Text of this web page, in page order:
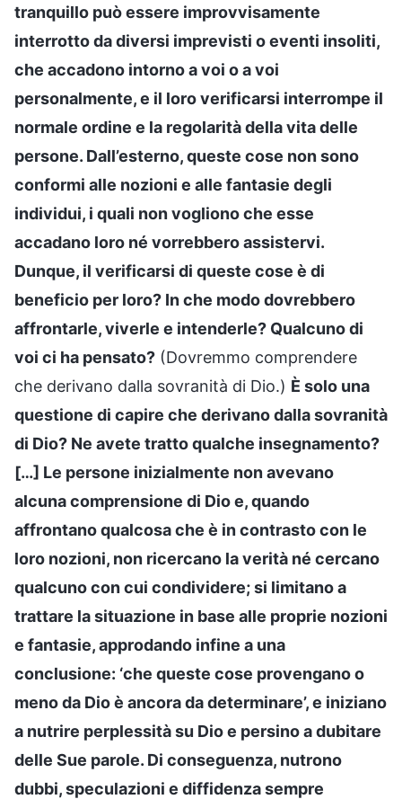
tranquillo può essere improvvisamente
interrotto da diversi imprevisti o eventi insoliti,
che accadono intorno a voi o a voi
personalmente, e il loro verificarsi interrompe il
normale ordine e la regolarità della vita delle
persone. Dall’esterno, queste cose non sono
conformi alle nozioni e alle fantasie degli
individui, i quali non vogliono che esse
accadano loro né vorrebbero assistervi.
Dunque, il verificarsi di queste cose è di
beneficio per loro? In che modo dovrebbero
affrontarle, viverle e intenderle? Qualcuno di
voi ci ha pensato? (Dovremmo comprendere
che derivano dalla sovranità di Dio.) È solo una
questione di capire che derivano dalla sovranità
di Dio? Ne avete tratto qualche insegnamento?
[…] Le persone inizialmente non avevano
alcuna comprensione di Dio e, quando
affrontano qualcosa che è in contrasto con le
loro nozioni, non ricercano la verità né cercano
qualcuno con cui condividere; si limitano a
trattare la situazione in base alle proprie nozioni
e fantasie, approdando infine a una
conclusione: ‘che queste cose provengano o
meno da Dio è ancora da determinare’, e iniziano
a nutrire perplessità su Dio e persino a dubitare
delle Sue parole. Di conseguenza, nutrono
dubbi, speculazioni e diffidenza sempre